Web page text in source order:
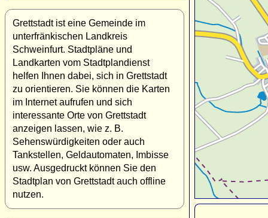
Grettstadt ist eine Gemeinde im
unterfränkischen Landkreis
Schweinfurt. Stadtpläne und
Landkarten vom Stadtplandienst
helfen Ihnen dabei, sich in Grettstadt
zu orientieren. Sie können die Karten
im Internet aufrufen und sich
interessante Orte von Grettstadt
anzeigen lassen, wie z. B.
Sehenswürdigkeiten oder auch
Tankstellen, Geldautomaten, Imbisse
usw. Ausgedruckt können Sie den
Stadtplan von Grettstadt auch offline
nutzen.